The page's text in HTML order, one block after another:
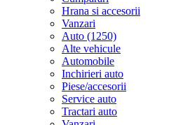
Hrana si accesorii
Vanzari
Auto (1250)
Alte vehicule
Automobile
Inchirieri auto
Piese/accesorii
Service auto
Tractari auto